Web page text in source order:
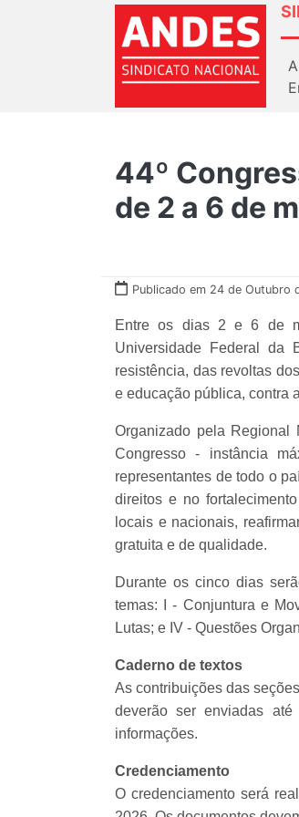
A
44º
de 2 a 6 de
Publicado em 24 de Outubro
Entre os dias 2 e 6 de
Universidade Federal da
resistência, das revoltas
e educação pública, contra
Organizado pela Regional
Congresso - instância
representantes de todo o
direitos e no
locais e nacionais,
gratuita e de qualidade.
Durante os cinco dias
temas: I - Conjuntura e
Lutas; e IV - Questões
Caderno de textos
As contribuições das
deverão ser enviadas
informações.
Credenciamento
O credenciamento será